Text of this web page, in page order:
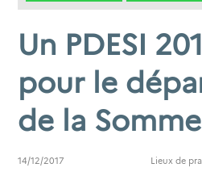
Un PDESI
pour le
de la Somme
14/12/2017 Lieux de